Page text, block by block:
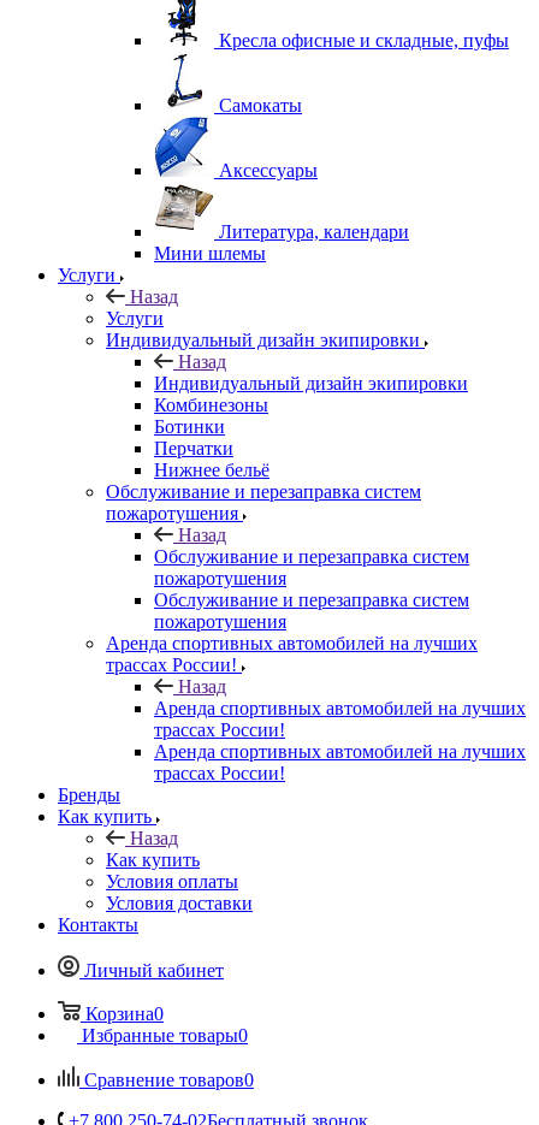
Кресла офисные и складные, пуфы
Самокаты
Аксессуары
Литература, календари
Мини шлемы
Услуги
Назад
Услуги
Индивидуальный дизайн экипировки
Назад
Индивидуальный дизайн экипировки
Комбинезоны
Ботинки
Перчатки
Нижнее бельё
Обслуживание и перезаправка систем
пожаротушения
Назад
Обслуживание и перезаправка систем
пожаротушения
Обслуживание и перезаправка систем
пожаротушения
Аренда спортивных автомобилей на лучших
трассах России!
Назад
Аренда спортивных автомобилей на лучших
трассах России!
Аренда спортивных автомобилей на лучших
трассах России!
Бренды
Как купить
Назад
Как купить
Условия оплаты
Условия доставки
Контакты
Личный кабинет
Корзина0
Избранные товары0
Сравнение товаров0
+7 800 250-74-02Бесплатный звонок